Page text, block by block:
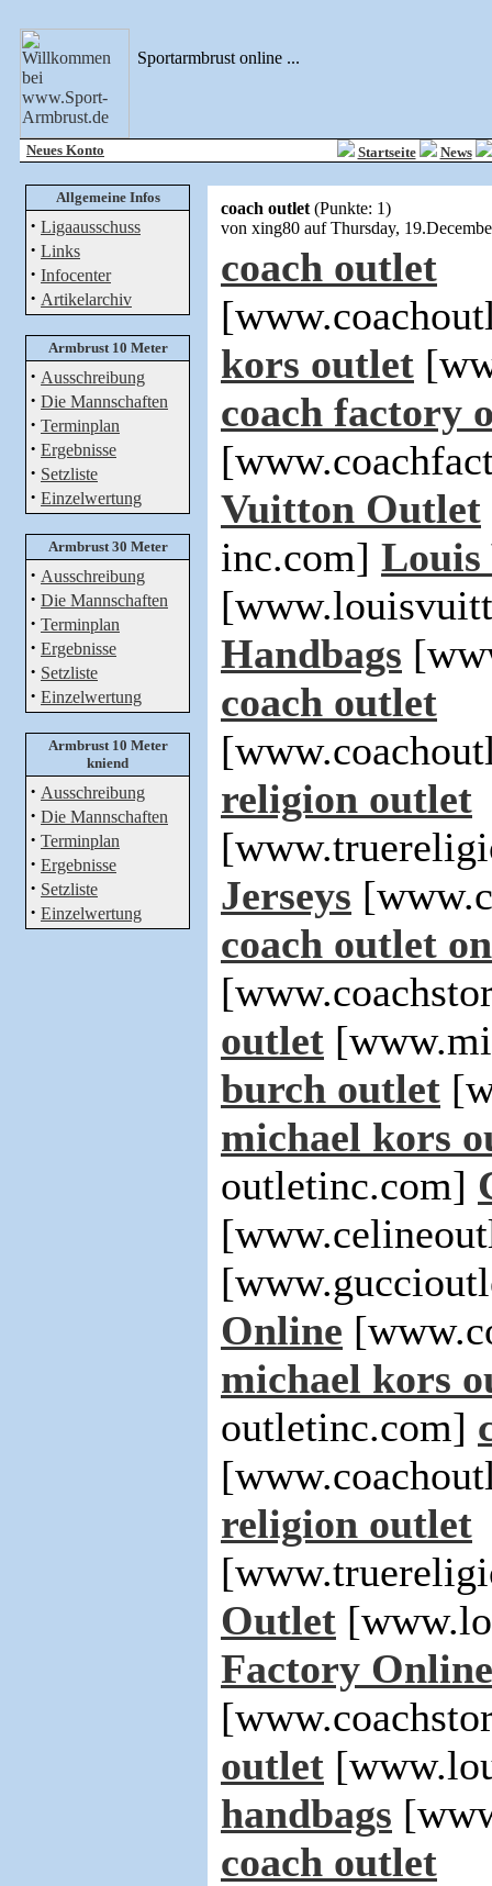
Sportarmbrust online ...
Neues Konto Startseite News
Allgemeine Infos
· Ligaausschuss
· Links
· Infocenter
· Artikelarchiv
Armbrust 10 Meter
· Ausschreibung
· Die Mannschaften
· Terminplan
· Ergebnisse
· Setzliste
· Einzelwertung
Armbrust 30 Meter
· Ausschreibung
· Die Mannschaften
· Terminplan
· Ergebnisse
· Setzliste
· Einzelwertung
Armbrust 10 Meter
kniend
· Ausschreibung
· Die Mannschaften
· Terminplan
· Ergebnisse
· Setzliste
· Einzelwertung
coach outlet (Punkte: 1)
von xing80 auf Thursday,
coach outlet
kors outlet
coach factory
Vuitton Outlet
inc.com]
Handbags
coach outlet
religion outlet
Jerseys
coach outlet
outlet
burch outlet
michael kors
outletinc.com]
Online
michael kors
outletinc.com]
religion outlet
Outlet
Factory Online
outlet
handbags
coach outlet